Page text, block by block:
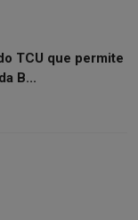
TCU que permite
B...